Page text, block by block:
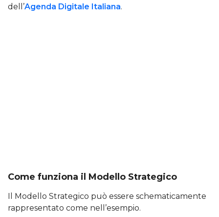
dell’Agenda Digitale Italiana.
Come funziona il Modello Strategico
Il Modello Strategico può essere schematicamente
rappresentato come nell’esempio.